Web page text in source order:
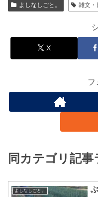
よしなしごと。 雑文・
X
フ
同カテゴリ記
よしなしごと。